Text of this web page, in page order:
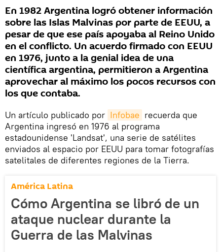
En 1982 Argentina logró obtener información
sobre las Islas Malvinas por parte de EEUU, a
pesar de que ese país apoyaba al Reino Unido
en el conflicto. Un acuerdo firmado con EEUU
en 1976, junto a la genial idea de una
científica argentina, permitieron a Argentina
aprovechar al máximo los pocos recursos con
los que contaba.
Un artículo publicado por Infobae recuerda que
Argentina ingresó en 1976 al programa
estadounidense 'Landsat', una serie de satélites
enviados al espacio por EEUU para tomar fotografías
satelitales de diferentes regiones de la Tierra.
América Latina
Cómo Argentina se libró de un
ataque nuclear durante la
Guerra de las Malvinas